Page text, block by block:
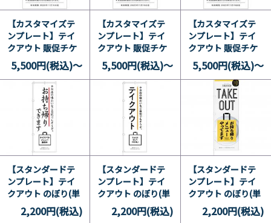
【カスタマイズテ
ンプレート】テイ
クアウト 販促チケ
ット ドリンク無料
券 24
5,500円(税込)～
【カスタマイズテ
ンプレート】テイ
クアウト 販促チケ
ット 生ビール無料
券 25
5,500円(税込)～
【カスタマイズテ
ンプレート】テイ
クアウト 販促チケ
ット 生ビール無料
券 22
5,500円(税込)～
【スタンダードテ
ンプレート】テイ
クアウト のぼり(単
品) 和 14
2,200円(税込)
【スタンダードテ
ンプレート】テイ
クアウト のぼり(単
品) 洋 13
2,200円(税込)
【スタンダードテ
ンプレート】テイ
クアウト のぼり(単
品) 洋 12
2,200円(税込)